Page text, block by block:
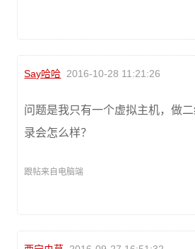
Say哈哈 2016-10-28 11:21:26
问题是我只有一个虚拟主机，做
录会怎么样？
跟帖来自电脑端